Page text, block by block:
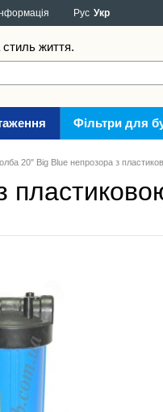
Рус Укр
стиль життя.
Фільтри для
20" Big Blue непрозора з